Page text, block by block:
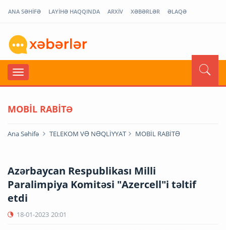
ANA SƏHİFƏ LAYİHƏ HAQQINDA ARXİV XƏBƏRLƏR ƏLAQƏ
MOBİL RABİTƏ
Ana Səhifə TELEKOM VƏ NƏQLİYYAT MOBİL RABİTƏ
Azərbaycan Respublikası Milli
Paralimpiya Komitəsi "Azercell"i təltif
etdi
18-01-2023 20:01